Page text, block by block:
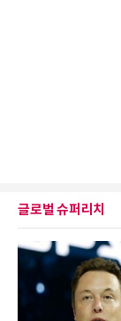
글로벌 슈퍼리치